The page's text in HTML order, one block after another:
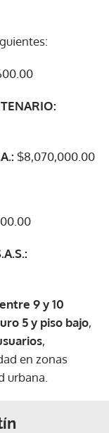
$8,070,000.00
entre 9 y 10
5 y piso bajo,
,
en zonas
urbana.